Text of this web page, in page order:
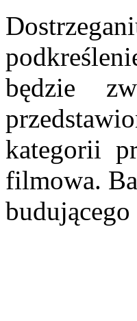
będzie
kategorii
filmowa.